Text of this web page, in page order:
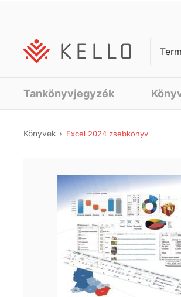
Tankönyvjegyzék
Könyvek Excel 2024 zsebkönyv